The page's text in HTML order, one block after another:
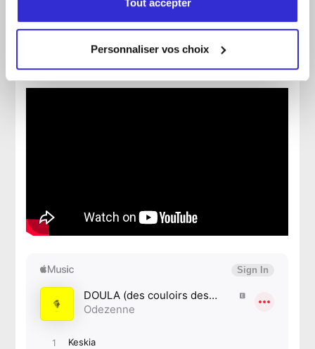
Tout accepter
Personnaliser vos choix
APPLE MUSIC